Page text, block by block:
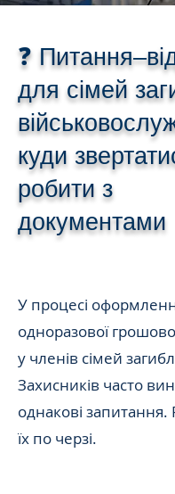
❓
для сімей
куди
робити з
документами
У процесі
одноразової
у членів сімей
Захисників часто
однакові запитання.
їх по черзі.